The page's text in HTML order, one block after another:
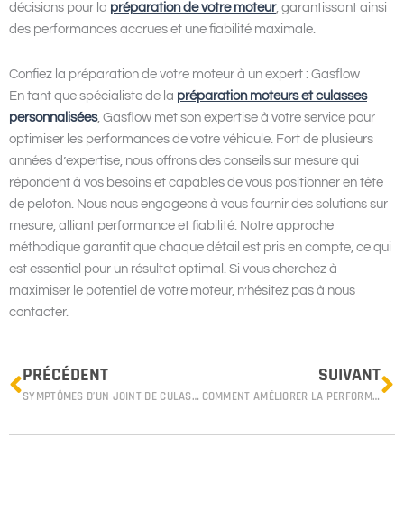
décisions pour la préparation de votre moteur, garantissant ainsi
des performances accrues et une fiabilité maximale.
Confiez la préparation de votre moteur à un expert : Gasflow
En tant que spécialiste de la préparation moteurs et culasses
personnalisées, Gasflow met son expertise à votre service pour
optimiser les performances de votre véhicule. Fort de plusieurs
années d’expertise, nous offrons des conseils sur mesure qui
répondent à vos besoins et capables de vous positionner en tête
de peloton. Nous nous engageons à vous fournir des solutions sur
mesure, alliant performance et fiabilité. Notre approche
méthodique garantit que chaque détail est pris en compte, ce qui
est essentiel pour un résultat optimal. Si vous cherchez à
maximiser le potentiel de votre moteur, n’hésitez pas à nous
contacter.
Prev
PRÉCÉDENT
SYMPTÔMES D’UN JOINT DE CULASSE DÉFECTUEUX : COMMENT LES RECONNAÎTRE ET QUE FAIRE ?
SUIVANT
COMMENT AMÉLIORER LA PERFORMANCE DE VOTRE MOTEUR : ASTUCES ET TECHNIQUES POUR UN MOTEUR PLUS PUISSANT